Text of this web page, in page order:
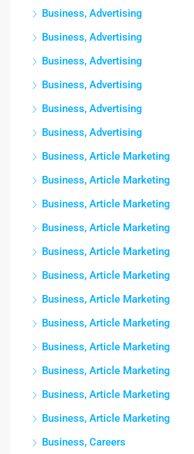
Business, Advertising
Business, Advertising
Business, Advertising
Business, Advertising
Business, Advertising
Business, Advertising
Business, Article Marketing
Business, Article Marketing
Business, Article Marketing
Business, Article Marketing
Business, Article Marketing
Business, Article Marketing
Business, Article Marketing
Business, Article Marketing
Business, Article Marketing
Business, Article Marketing
Business, Article Marketing
Business, Article Marketing
Business, Careers